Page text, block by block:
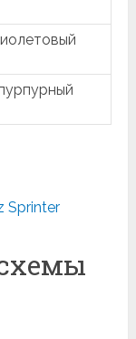
Sprinter